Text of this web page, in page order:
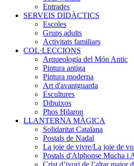
Entrades
SERVEIS DIDÀCTICS
Escoles
Grups adults
Activitats familiars
COL·LECCIONS
Arqueologia del Món Antic
Pintura antiga
Pintura moderna
Art d'avantguarda
Escultures
Dibuixos
Phos Hilaron
LLANTERNA MÀGICA
Solidaritat Catalana
Postals de Nadal
La joie de vivre/La joie de
Postals d'Alphonse Mucha i
Crist d’ivori de l’altar major